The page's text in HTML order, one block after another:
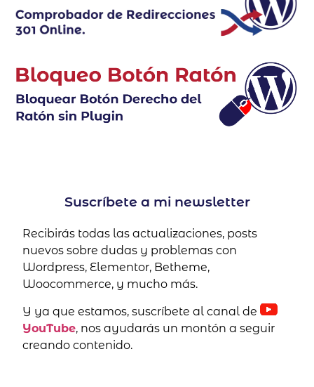
Suscríbete a mi newsletter
Recibirás todas las actualizaciones, posts
nuevos sobre dudas y problemas con
Wordpress, Elementor, Betheme,
Woocommerce, y mucho más.
Y ya que estamos, suscríbete al canal de
YouTube, nos ayudarás un montón a seguir
creando contenido.